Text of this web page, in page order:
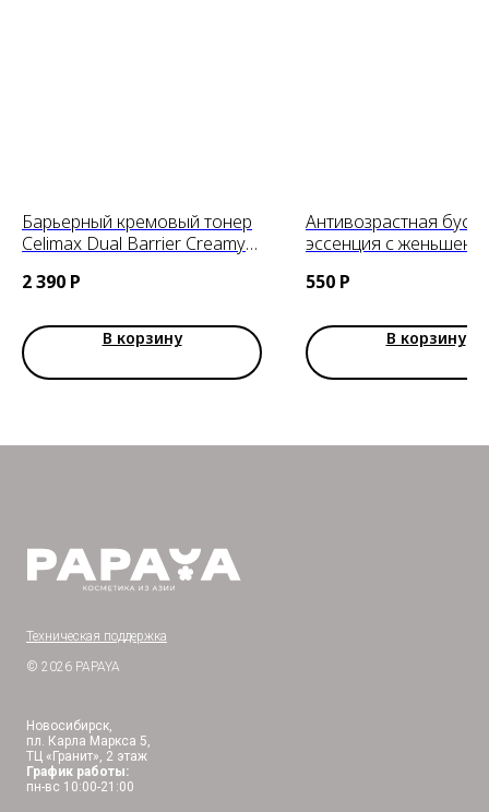
Барьерный кремовый тонер
Celimax Dual Barrier Creamy
2 390 Р
В корзину
Антивозрастная
эссенция с
Ginsenoside Watery
550 Р
В корзину
Техническая поддержка
© 2026 PAPAYA
Новосибирск,
пл. Карла Маркса 5,
ТЦ «Гранит», 2 этаж
График работы:
пн-вс 10:00-21:00